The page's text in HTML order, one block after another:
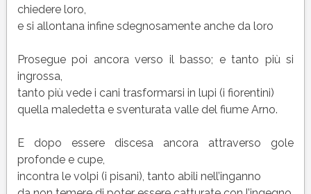
chiedere loro,
e si allontana infine sdegnosamente anche da loro
Prosegue poi ancora verso il basso; e tanto più si
ingrossa,
tanto più vede i cani trasformarsi in lupi (i fiorentini)
quella maledetta e sventurata valle del fiume Arno.
E dopo essere discesa ancora attraverso gole
profonde e cupe,
incontra le volpi (i pisani), tanto abili nell’inganno